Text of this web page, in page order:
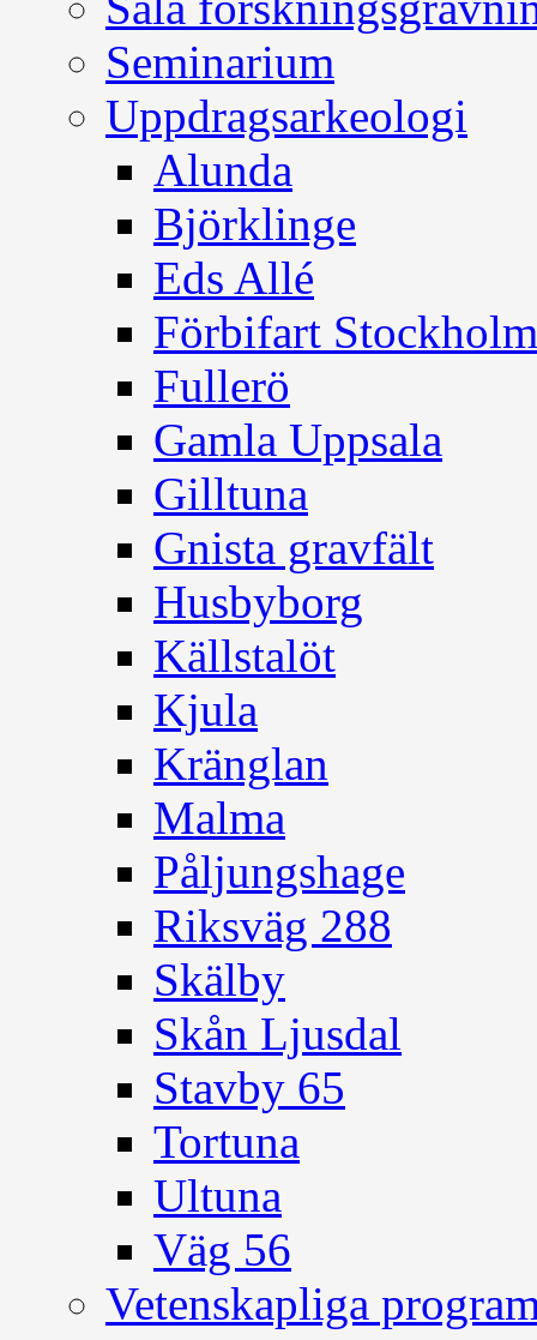
Seminarium
Uppdragsarkeologi
Alunda
Björklinge
Eds Allé
Förbifart Stockholm
Fullerö
Gamla Uppsala
Gilltuna
Gnista gravfält
Husbyborg
Källstalöt
Kjula
Kränglan
Malma
Påljungshage
Riksväg 288
Skälby
Skån Ljusdal
Stavby 65
Tortuna
Ultuna
Väg 56
Vetenskapliga